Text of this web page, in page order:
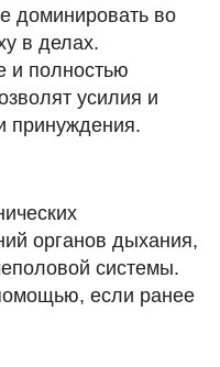
доминировать во
в делах.
и полностью
усилия и
принуждения.
органов дыхания,
системы.
если ранее